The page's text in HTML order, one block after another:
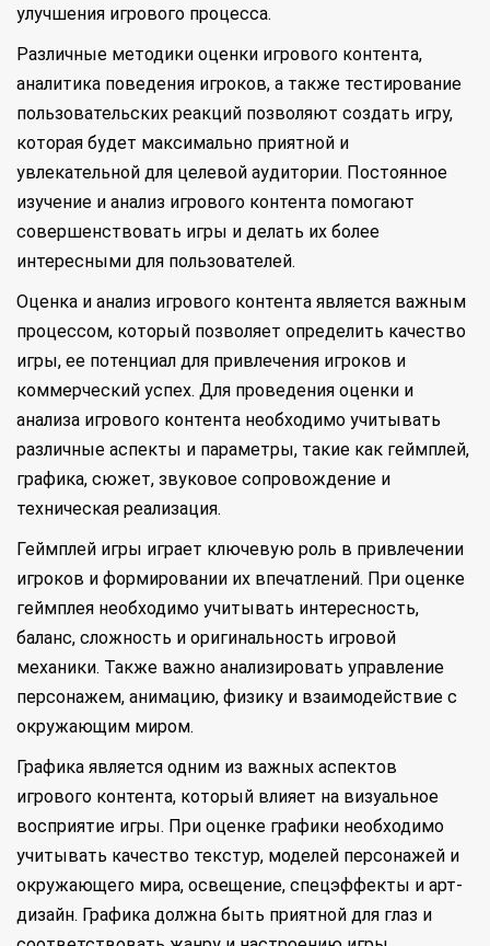
улучшения игрового процесса.
Различные методики оценки игрового контента,
аналитика поведения игроков, а также тестирование
пользовательских реакций позволяют создать игру,
которая будет максимально приятной и
увлекательной для целевой аудитории. Постоянное
изучение и анализ игрового контента помогают
совершенствовать игры и делать их более
интересными для пользователей.
Оценка и анализ игрового контента является важным
процессом, который позволяет определить качество
игры, ее потенциал для привлечения игроков и
коммерческий успех. Для проведения оценки и
анализа игрового контента необходимо учитывать
различные аспекты и параметры, такие как геймплей,
графика, сюжет, звуковое сопровождение и
техническая реализация.
Геймплей игры играет ключевую роль в привлечении
игроков и формировании их впечатлений. При оценке
геймплея необходимо учитывать интересность,
баланс, сложность и оригинальность игровой
механики. Также важно анализировать управление
персонажем, анимацию, физику и взаимодействие с
окружающим миром.
Графика является одним из важных аспектов
игрового контента, который влияет на визуальное
восприятие игры. При оценке графики необходимо
учитывать качество текстур, моделей персонажей и
окружающего мира, освещение, спецэффекты и арт-
дизайн. Графика должна быть приятной для глаз и